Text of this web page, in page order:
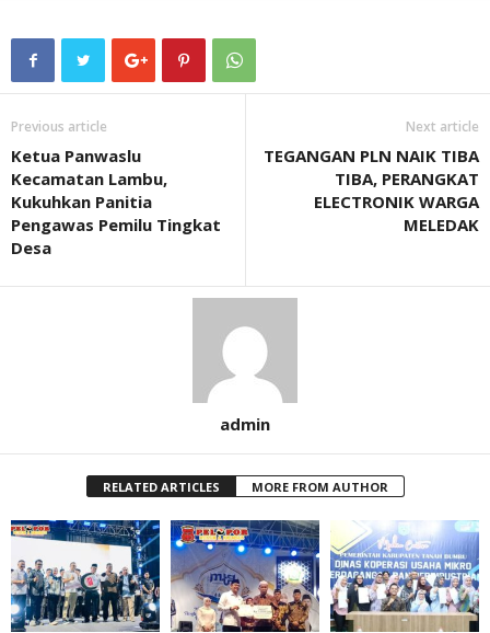
Previous article
Ketua Panwaslu
Kecamatan Lambu,
Kukuhkan Panitia
Pengawas Pemilu Tingkat
Desa
Next article
TEGANGAN PLN NAIK TIBA
TIBA, PERANGKAT
ELECTRONIK WARGA
MELEDAK
admin
RELATED ARTICLES MORE FROM AUTHOR